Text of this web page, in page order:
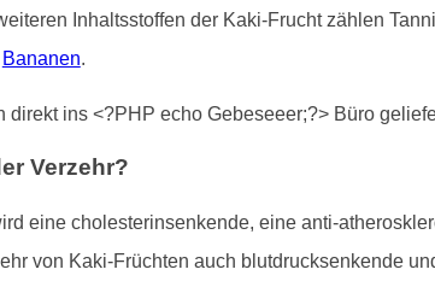
Inhaltsstoffen der Kaki-Frucht zählen
Bananen.
Verzehr?
eine cholesterinsenkende, eine anti-
von Kaki-Früchten auch blutdrucksenkende